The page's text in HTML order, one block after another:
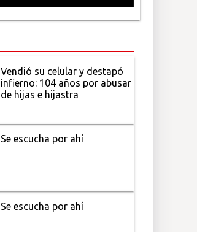
Vendió su celular y destapó
infierno: 104 años por abusar
de hijas e hijastra
Se escucha por ahí
Se escucha por ahí